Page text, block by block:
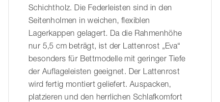
Schichtholz. Die Federleisten sind in den
Seitenholmen in weichen, flexiblen
Lagerkappen gelagert. Da die Rahmenhöhe
nur 5,5 cm beträgt, ist der Lattenrost „Eva“
besonders für Bettmodelle mit geringer Tiefe
der Auflageleisten geeignet. Der Lattenrost
wird fertig montiert geliefert. Auspacken,
platzieren und den herrlichen Schlafkomfort